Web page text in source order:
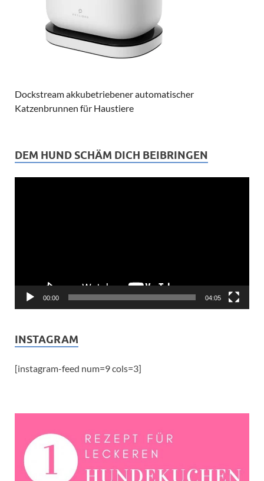
Dockstream akkubetriebener automatischer
Katzenbrunnen für Haustiere
DEM HUND SCHÄM DICH BEIBRINGEN
00:00 04:05
INSTAGRAM
[instagram-feed num=9 cols=3]